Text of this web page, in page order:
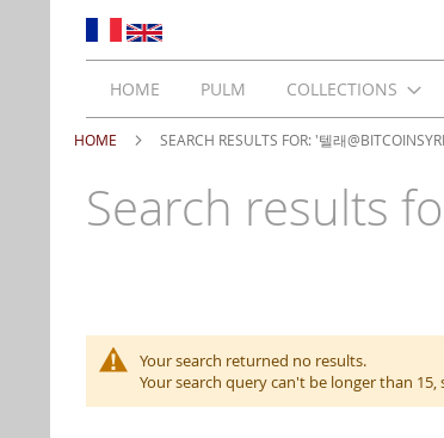
HOME PULM COLLECTIONS
HOME SEARCH RESULTS FOR: '텔래
Search results
Your search returned no results.
Your search query can't be longer than